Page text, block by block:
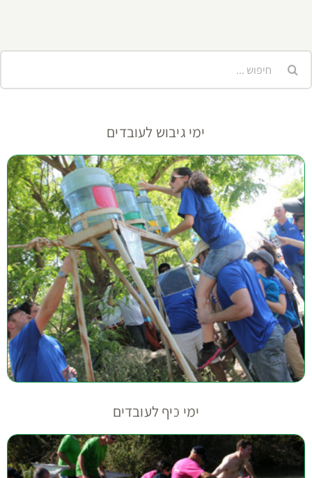
ימי גיבוש לעובדים
ימי כיף לעובדים